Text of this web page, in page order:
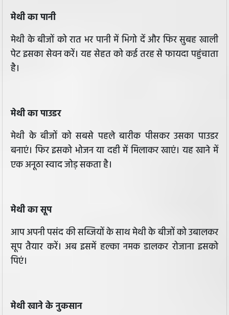
मेथी का पानी
मेथी के बीजों को रात भर पानी में भिगो दें और फिर सुबह खाली
पेट इसका सेवन करें। यह सेहत को कई तरह से फायदा पहुंचाता
है।
मेथी का पाउडर
मेथी के बीजों को सबसे पहले बारीक पीसकर उसका पाउडर
बनाएं। फिर इसको भोजन या दही में मिलाकर खाएं। यह खाने में
एक अनूठा स्वाद जोड़ सकता है।
मेथी का सूप
आप अपनी पसंद की सब्जियों के साथ मेथी के बीजों को उबालकर
सूप तैयार करें। अब इसमें हल्का नमक डालकर रोजाना इसको
पिएं।
मेथी खाने के नुकसान